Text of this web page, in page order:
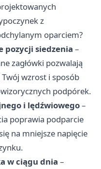
z
oparciem?
pozycji siedzenia –
zagłówki pozwalają
wzrost i sposób
podpórek.
i lędźwiowego–
poprawia podparcie
na mniejsze napięcie
w ciągu dnia –